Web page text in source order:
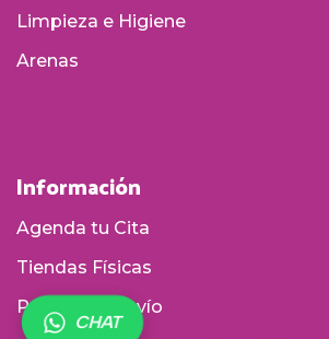
Limpieza e Higiene
Arenas
Información
Agenda tu Cita
Tiendas Físicas
Política de envío
CHAT